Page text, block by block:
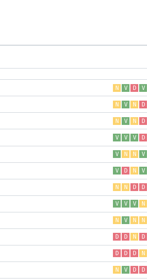
N V D V
N V N D
N V N D
V V V D
V N N V
V D N V
N N D D
V V V N
N V N N
D D N D
D D D N
N V D D